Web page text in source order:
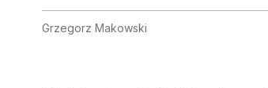
Grzegorz Makowski